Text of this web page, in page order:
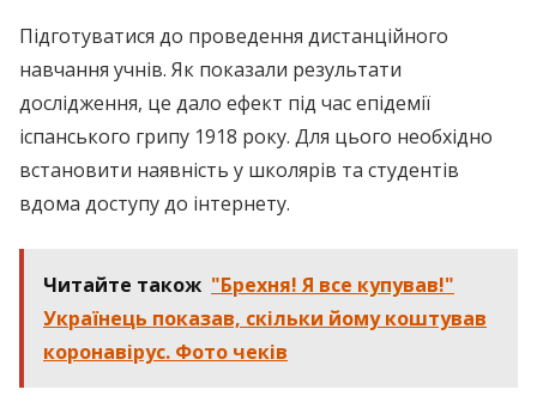
Підготуватися до проведення дистанційного
навчання учнів. Як показали результати
дослідження, це дало ефект під час епідемії
іспанського грипу 1918 року. Для цього необхідно
встановити наявність у школярів та студентів
вдома доступу до інтернету.
Читайте також "Брехня! Я все купував!"
Українець показав, скільки йому коштував
коронавірус. Фото чеків